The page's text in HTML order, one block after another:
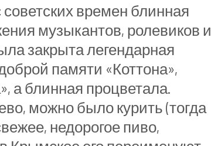
времен блинная
музыкантов, ролевиков и
закрыта легендарная
памяти «Коттона»,
а блинная процветала.
можно было курить (тогда
недорогое пиво,